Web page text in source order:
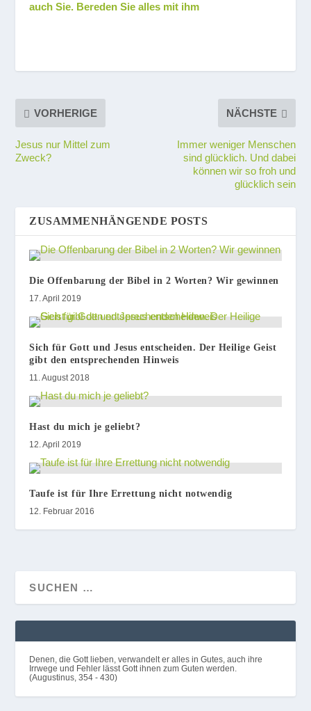
auch Sie. Bereden Sie alles mit ihm
VORHERIGE
Jesus nur Mittel zum
Zweck?
NÄCHSTE
Immer weniger Menschen
sind glücklich. Und dabei
können wir so froh und
glücklich sein
ZUSAMMENHÄNGENDE POSTS
Die Offenbarung der Bibel in 2 Worten? Wir gewinnen
17. April 2019
Sich für Gott und Jesus entscheiden. Der Heilige Geist
gibt den entsprechenden Hinweis
11. August 2018
Hast du mich je geliebt?
12. April 2019
Taufe ist für Ihre Errettung nicht notwendig
12. Februar 2016
Denen, die Gott lieben, verwandelt er alles in Gutes, auch ihre
Irrwege und Fehler lässt Gott ihnen zum Guten werden.
(Augustinus, 354 - 430)